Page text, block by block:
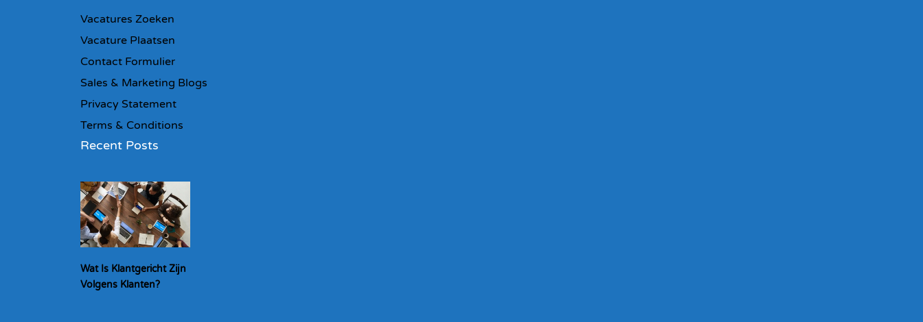
Vacatures Zoeken
Vacature Plaatsen
Contact Formulier
Sales & Marketing Blogs
Privacy Statement
Terms & Conditions
Recent Posts
Wat Is Klantgericht Zijn
Volgens Klanten?